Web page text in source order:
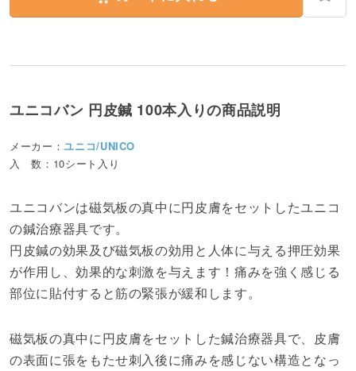
ユニコバン 円皮鍼 100本入りの商品説明
メーカー：ユニコ/UNICO
入 数：10シート入り
ユニコバンは磁気板の真中に円皮膚をセットしたユニコ
の鍼治療器具です。
円皮鍼の効果及び磁気板の効用と人体に与える押圧効果
が作用し、効果的な刺激を与えます！痛みを強く感じる
部位に貼付すると筋の緊張が緩和します。
磁気板の真中に円皮膚をセットした鍼治療器具で、皮膚
の表面に張をもたせ刺入後に痛みを感じない構造となっ